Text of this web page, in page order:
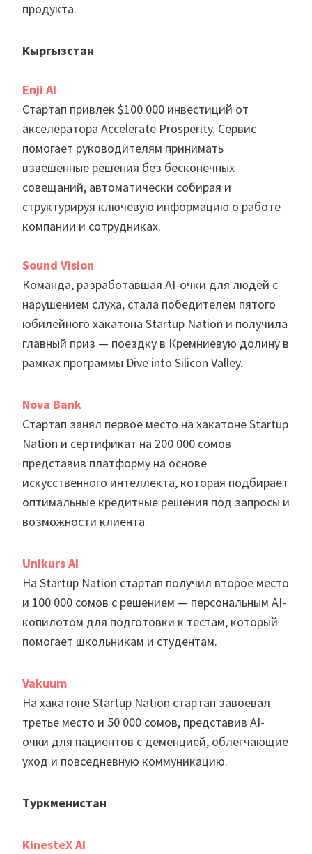
продукта.
Кыргызстан
Enji AI
Стартап привлек $100 000 инвестиций от
акселератора Accelerate Prosperity. Сервис
помогает руководителям принимать
взвешенные решения без бесконечных
совещаний, автоматически собирая и
структурируя ключевую информацию о работе
компании и сотрудниках.
Sound Vision
Команда, разработавшая AI-очки для людей с
нарушением слуха, стала победителем пятого
юбилейного хакатона Startup Nation и получила
главный приз — поездку в Кремниевую долину в
рамках программы Dive into Silicon Valley.
Nova Bank
Стартап занял первое место на хакатоне Startup
Nation и сертификат на 200 000 сомов
представив платформу на основе
искусственного интеллекта, которая подбирает
оптимальные кредитные решения под запросы и
возможности клиента.
Unikurs AI
На Startup Nation стартап получил второе место
и 100 000 сомов с решением — персональным AI-
копилотом для подготовки к тестам, который
помогает школьникам и студентам.
Vakuum
На хакатоне Startup Nation стартап завоевал
третье место и 50 000 сомов, представив AI-
очки для пациентов с деменцией, облегчающие
уход и повседневную коммуникацию.
Туркменистан
KinesteXAI